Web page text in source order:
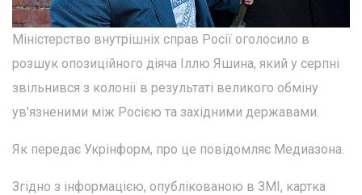
Міністерство внутрішніх справ Росії оголосило в
розшук опозиційного діяча Іллю Яшина, який у серпні
звільнився з колонії в результаті великого обміну
ув'язненими між Росією та західними державами.
Як передає Укрінформ, про це повідомляє Медиазона.
Згідно з інформацією, опублікованою в ЗМІ, картка